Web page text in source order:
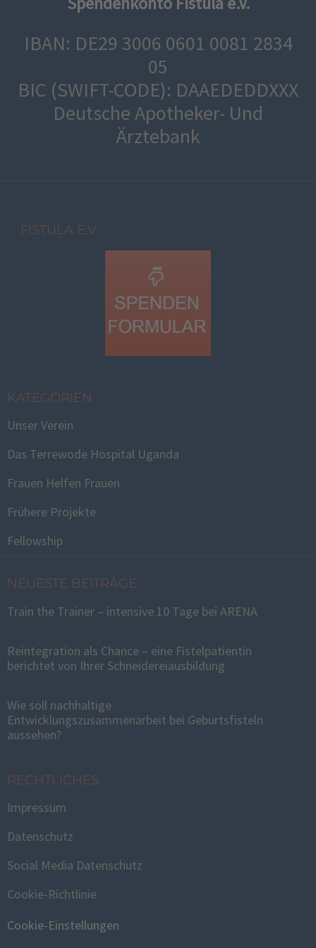
IBAN: DE29 3006 0601 0081 2834
05
BIC (SWIFT-CODE): DAAEDEDDXXX
Deutsche Apotheker- Und
Ärztebank
FISTULA E.V.
KATEGORIEN
Unser Verein
Das Terrewode Hospital Uganda
Frauen Helfen Frauen
Frühere Projekte
Fellowship
NEUESTE BEITRÄGE
Train the Trainer – intensive 10 Tage bei ARENA
Reintegration als Chance – eine Fistelpatientin
berichtet von Ihrer Schneidereiausbildung
Wie soll nachhaltige
Entwicklungszusammenarbeit bei Geburtsfisteln
aussehen?
RECHTLICHES
Impressum
Datenschutz
Social Media Datenschutz
Cookie-Richtlinie
Cookie-Einstellungen